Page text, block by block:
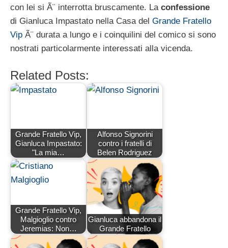
con lei si Ã¨ interrotta bruscamente. La confessione
di Gianluca Impastato nella Casa del Grande Fratello
Vip Ã¨ durata a lungo e i coinquilini del comico si sono
nostrati particolarmente interessati alla vicenda.
Related Posts:
Grande Fratello Vip,
Gianluca Impastato:
"La mia…
Alfonso Signorini
contro i fratelli di
Belen Rodriguez
Grande Fratello Vip,
Malgioglio contro
Jeremias: Non…
Gianluca abbandona il
Grande Fratello